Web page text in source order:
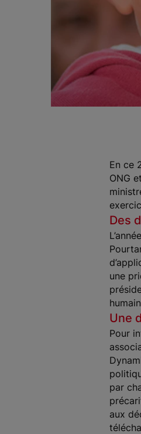
En ce
ONG
Des
une
Une
Pour
par
aux